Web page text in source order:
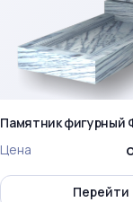
Памятник фигурный
Цена
Перейти